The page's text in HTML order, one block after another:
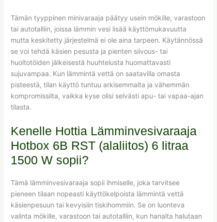
Tämän tyyppinen minivaraaja päätyy usein mökille, varastoon
tai autotalliin, joissa lämmin vesi lisää käyttömukavuutta
mutta keskitetty järjestelmä ei ole aina tarpeen. Käytännössä
se voi tehdä käsien pesusta ja pienten siivous- tai
huoltotöiden jälkeisestä huuhtelusta huomattavasti
sujuvampaa. Kun lämmintä vettä on saatavilla omasta
pisteestä, tilan käyttö tuntuu arkisemmalta ja vähemmän
kompromissilta, vaikka kyse olisi selvästi apu- tai vapaa-ajan
tilasta.
Kenelle Hottia Lämminvesivaraaja
Hotbox 6B RST (alaliitos) 6 litraa
1500 W sopii?
Tämä lämminvesivaraaja sopii ihmiselle, joka tarvitsee
pieneen tilaan nopeasti käyttökelpoista lämmintä vettä
käsienpesuun tai kevyisiin tiskihommiin. Se on luonteva
valinta mökille, varastoon tai autotalliin, kun hanalta halutaan